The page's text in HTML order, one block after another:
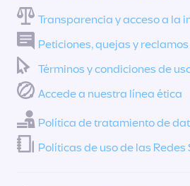
Transparencia y acceso a la
Peticiones, quejas y reclamos
Términos y condiciones de
Accede a nuestra línea ética
Política de tratamiento de
Políticas de uso de las Redes